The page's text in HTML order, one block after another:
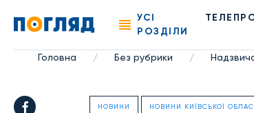
УСІ
РОЗДІЛИ
Головна / Без рубрики /
НОВИНИ НОВИНИ КИЇВСЬКОЇ